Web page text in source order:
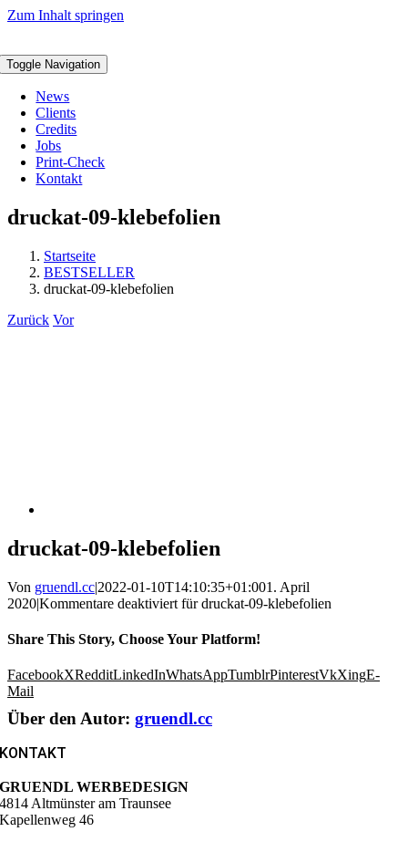
Zum Inhalt springen
Toggle Navigation
News
Clients
Credits
Jobs
Print-Check
Kontakt
druckat-09-klebefolien
Startseite
BESTSELLER
druckat-09-klebefolien
Zurück Vor
druckat-09-klebefolien
Von gruendl.cc|2022-01-10T14:10:35+01:001. April
2020|Kommentare deaktiviert für druckat-09-klebefolien
Share This Story, Choose Your Platform!
FacebookXRedditLinkedInWhatsAppTumblrPinterestVkXingE-
Mail
Über den Autor: gruendl.cc
KONTAKT
GRUENDL WERBEDESIGN
4814 Altmünster am Traunsee
Kapellenweg 46